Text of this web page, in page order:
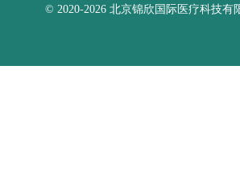
© 2020-2026 北京锦欣国际医疗科